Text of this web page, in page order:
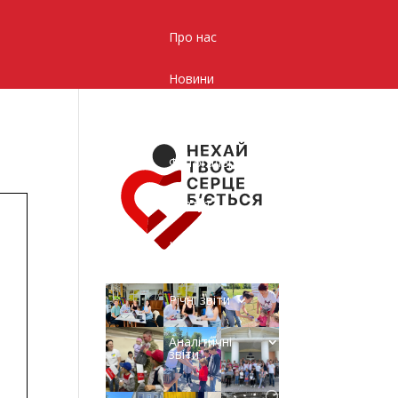
Про нас
Новини
Фотогалерея
Статут
Центр
Річні звіти
Аналітичні
звіти